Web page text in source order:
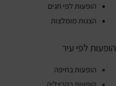
הופעות לפי חגים
הצגות מומלצות
הופעות לפי עיר
הופעות בחיפה